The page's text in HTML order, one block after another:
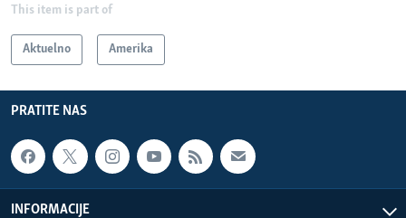
This item is part of
Aktuelno Amerika
PRATITE NAS
INFORMACIJE